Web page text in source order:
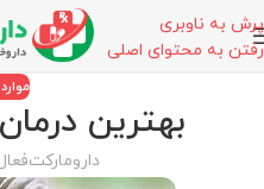
پرش به ناوبری
رفتن به محتوای اصلی
بهترین
دارومارکتفعال 1400-